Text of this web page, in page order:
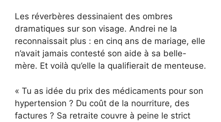
Les réverbères dessinaient des ombres
dramatiques sur son visage. Andrei ne la
reconnaissait plus : en cinq ans de mariage, elle
n’avait jamais contesté son aide à sa belle-
mère. Et voilà qu’elle la qualifierait de menteuse.
« Tu as idée du prix des médicaments pour son
hypertension ? Du coût de la nourriture, des
factures ? Sa retraite couvre à peine le strict